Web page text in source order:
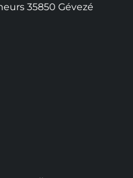
35850 Gévezé